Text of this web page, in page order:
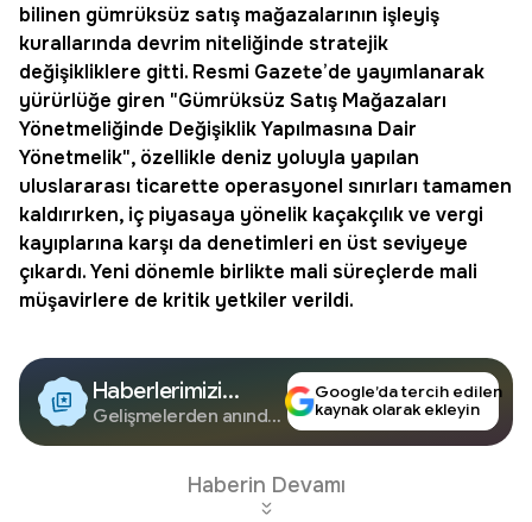
bilinen gümrüksüz satış mağazalarının işleyiş
kurallarında devrim niteliğinde stratejik
değişikliklere gitti. Resmi Gazete’de yayımlanarak
yürürlüğe giren "Gümrüksüz Satış Mağazaları
Yönetmeliğinde Değişiklik Yapılmasına Dair
Yönetmelik", özellikle deniz yoluyla yapılan
uluslararası ticarette operasyonel sınırları tamamen
kaldırırken, iç piyasaya yönelik kaçakçılık ve vergi
kayıplarına karşı da denetimleri en üst seviyeye
çıkardı. Yeni dönemle birlikte mali süreçlerde mali
müşavirlere de kritik yetkiler verildi.
Haberlerimizi
Google'da Takip
Edin
Gelişmelerden anında
Google’da tercih edilen
kaynak olarak ekleyin
Haberin Devamı